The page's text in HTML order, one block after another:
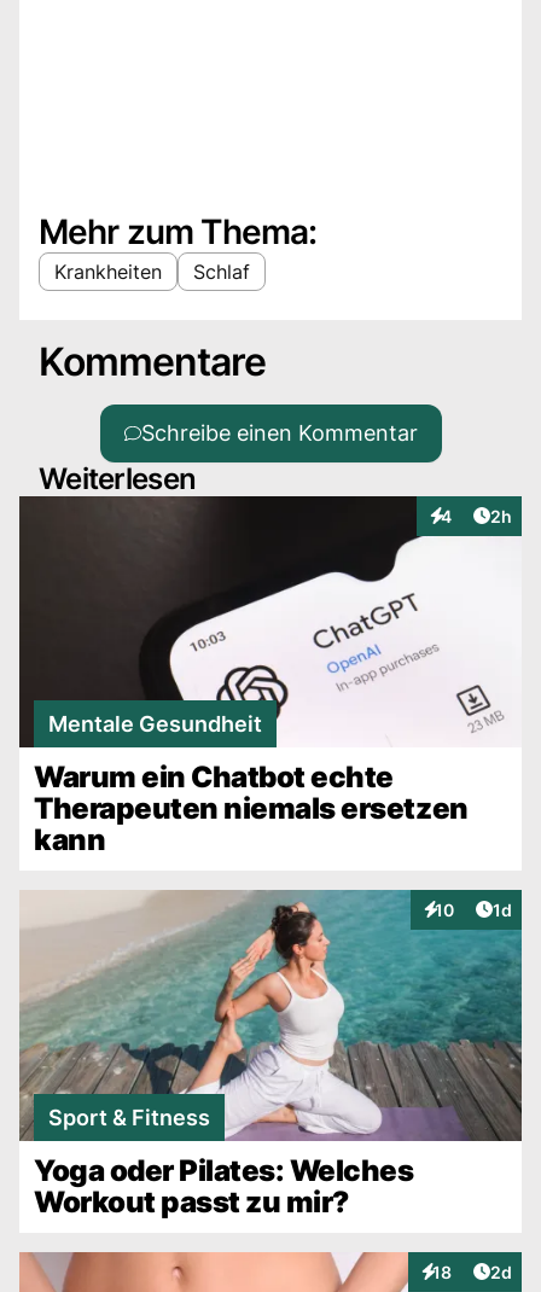
Mehr zum Thema:
Krankheiten Schlaf
Kommentare
Schreibe einen Kommentar
Weiterlesen
4
Interaktionen
2h
Mentale Gesundheit
Warum ein Chatbot echte
Therapeuten niemals ersetzen
kann
10
Interaktionen
1d
Sport & Fitness
Yoga oder Pilates: Welches
Workout passt zu mir?
18
Interaktionen
2d